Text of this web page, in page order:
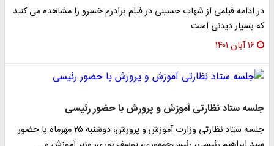
در ادامه فیلمی از شهاب حسینی در فیلم برادرم خسرو را مشاهده می کنید
که بسیار دیدنی است
۱۶ آبان ۱۴۰۱
جلسه ستاد نظارتی آموزش و پرورش با حضور رئیسی
جلسه ستاد نظارتی وزارت آموزش و پرورش، دوشنبه ۲۵ مهرماه با حضور